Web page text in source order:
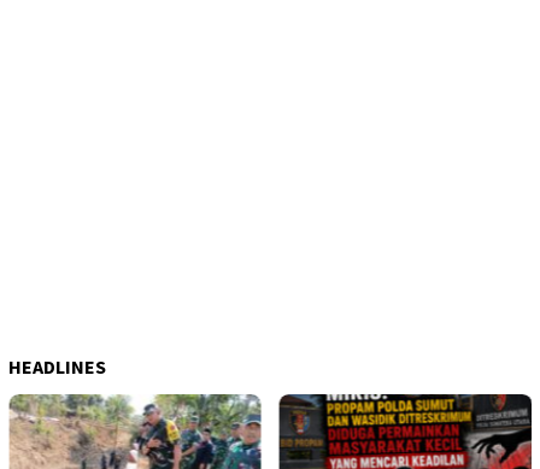
HEADLINES